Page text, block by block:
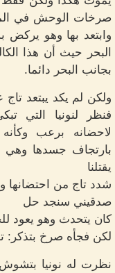
صرخات الوحش في
وابتعد بها وهو يركض
البحر حيث أن هذا
بجانب البحر دائما.
ولكن لم يكد يبتعد
فنظر لنونيا التي
لاحضانه برعب
بارتجاف جسدها
يقتلنا
شدد تاج من
صدقيني سنجد حل
كان يتحدث وهو يعود
لكن فجأه صرخ بتذكر:
نظرت له نونيا